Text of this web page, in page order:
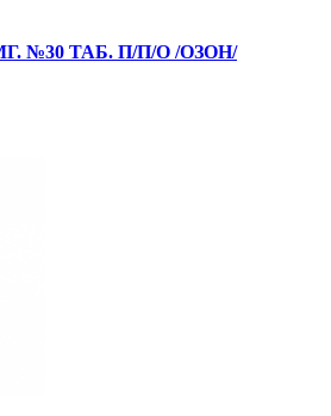
№30 ТАБ. П/П/О /ОЗОН/